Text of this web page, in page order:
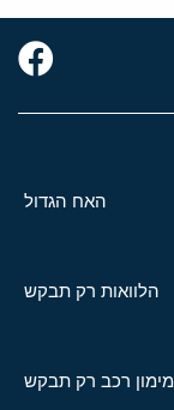
האח הגדול
הלוואות רק תבקש
מימון רכב רק תבקש